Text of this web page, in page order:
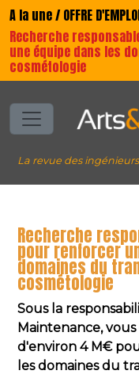
A la une / OFFRE
Recherche
une équipe dans les
cosmétologie
La revue des
Recherche
pour renforcer
domaines du
cosmétologie
Sous la
Maintenance,
d'environ 4 M€
les domaines du